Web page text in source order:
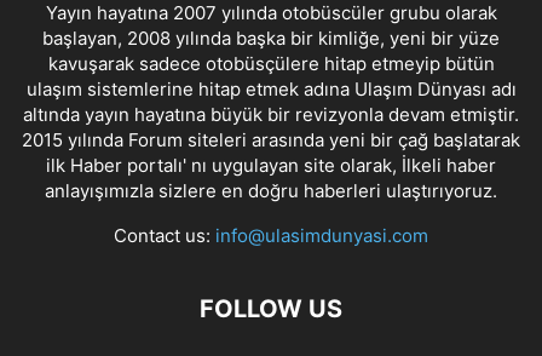
Yayın hayatına 2007 yılında otobüscüler grubu olarak
başlayan, 2008 yılında başka bir kimliğe, yeni bir yüze
kavuşarak sadece otobüsçülere hitap etmeyip bütün
ulaşım sistemlerine hitap etmek adına Ulaşım Dünyası adı
altında yayın hayatına büyük bir revizyonla devam etmiştir.
2015 yılında Forum siteleri arasında yeni bir çağ başlatarak
ilk Haber portalı' nı uygulayan site olarak, İlkeli haber
anlayışımızla sizlere en doğru haberleri ulaştırıyoruz.
Contact us: info@ulasimdunyasi.com
FOLLOW US